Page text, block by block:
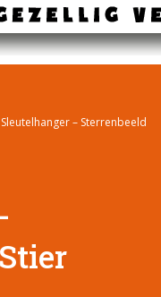
– Sterrenbeeld